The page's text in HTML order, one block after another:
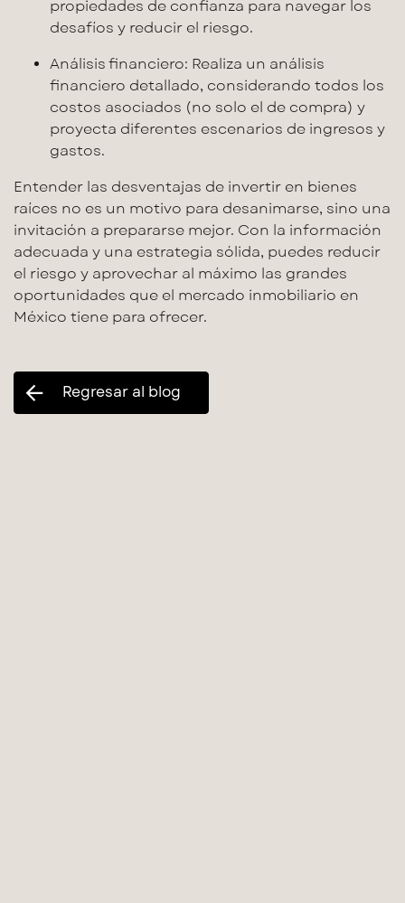
propiedades de confianza para navegar los
desafíos y reducir el riesgo.
Análisis financiero: Realiza un análisis
financiero detallado, considerando todos los
costos asociados (no solo el de compra) y
proyecta diferentes escenarios de ingresos y
gastos.
Entender las desventajas de invertir en bienes
raíces no es un motivo para desanimarse, sino una
invitación a prepararse mejor. Con la información
adecuada y una estrategia sólida, puedes reducir
el riesgo y aprovechar al máximo las grandes
oportunidades que el mercado inmobiliario en
México tiene para ofrecer.
Regresar al blog